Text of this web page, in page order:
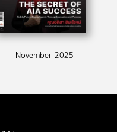
November 2025